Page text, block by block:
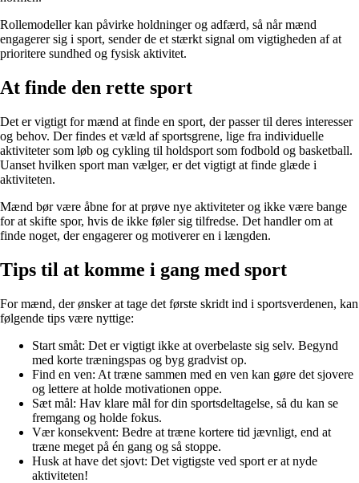
Rollemodeller kan påvirke holdninger og adfærd, så når mænd
engagerer sig i sport, sender de et stærkt signal om vigtigheden af at
prioritere sundhed og fysisk aktivitet.
At finde den rette sport
Det er vigtigt for mænd at finde en sport, der passer til deres interesser
og behov. Der findes et væld af sportsgrene, lige fra individuelle
aktiviteter som løb og cykling til holdsport som fodbold og basketball.
Uanset hvilken sport man vælger, er det vigtigt at finde glæde i
aktiviteten.
Mænd bør være åbne for at prøve nye aktiviteter og ikke være bange
for at skifte spor, hvis de ikke føler sig tilfredse. Det handler om at
finde noget, der engagerer og motiverer en i længden.
Tips til at komme i gang med sport
For mænd, der ønsker at tage det første skridt ind i sportsverdenen, kan
følgende tips være nyttige:
Start småt: Det er vigtigt ikke at overbelaste sig selv. Begynd
med korte træningspas og byg gradvist op.
Find en ven: At træne sammen med en ven kan gøre det sjovere
og lettere at holde motivationen oppe.
Sæt mål: Hav klare mål for din sportsdeltagelse, så du kan se
fremgang og holde fokus.
Vær konsekvent: Bedre at træne kortere tid jævnligt, end at
træne meget på én gang og så stoppe.
Husk at have det sjovt: Det vigtigste ved sport er at nyde
aktiviteten!